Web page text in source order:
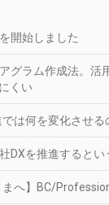
開始しました
グラム作成法。活
くい
は何を変化させる
DXを推進するとい
まへ】BC/